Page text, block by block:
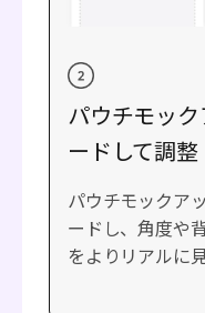
パウチモッ
ードして調整
パウチモックア
ードし、角度や
をよりリアルに